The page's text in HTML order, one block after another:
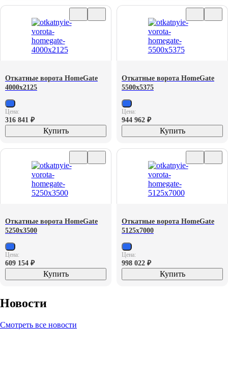
Откатные ворота HomeGate
4000х2125
Цена:
316 841 ₽
Купить
Откатные ворота HomeGate
5500х5375
Цена:
944 962 ₽
Купить
Откатные ворота HomeGate
5250х3500
Цена:
609 154 ₽
Купить
Откатные ворота HomeGate
5125х7000
Цена:
998 022 ₽
Купить
Новости
Смотреть все новости